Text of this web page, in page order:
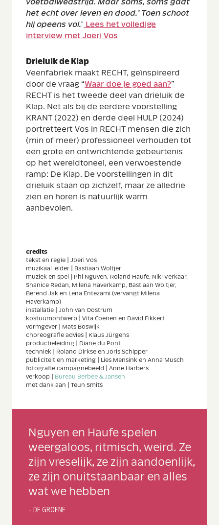
voetbalwedstrijd. Maar soms, soms gaat
het echt over leven en dood.’ Toen schoot
hij opeens vol." Lees het volledige
interview met Joeri Vos
Drieluik de Klap
Veenfabriek maakt RECHT, geïnspireerd
door de vraag “Waar doe je goed aan?”
RECHT is het tweede deel van drieluik de
Klap. Net als bij de eerdere voorstelling
KRANT (2022) en derde deel HULP (2024)
portretteert Vos in RECHT mensen die zich
(min of meer) professioneel verhouden tot
een grote en ontwrichtende gebeurtenis
op het wereldtoneel, een verwoestende
ramp: De Klap. De voorstellingen in dit
drieluik staan op zichzelf, maar ze alledrie
zien en horen is natuurlijk warm
aanbevolen.
credits
tekst en regie | Joeri Vos
muzikaal leider | Bastiaan Woltjer
muziek en spel | Phi Nguyen, Roland Haufe, Niki Verkaar,
Shanice Redan, Milena Haverkamp, Bastiaan Woltjer,
Berend Jak en Lena Entezami (vervangt Milena
Haverkamp)
installatie | John van Oostrum
kostuumontwerp | Vita Coenen en David Fikkert
vormgever | Mats Boswijk
choreografie advies | Klaus Jürgens
productieleiding | Diane du Pont
techniek | Roland Dirkse en Joris Schipper
publiciteit en marketing | Lies Mensink en Anna Musch
fotografie campagnebeeld | Anne Harbers
verkoop | Bureau Berbee & Jansen
met dank aan | Teun Smits
Nguyen en Haufe spelen
weergaloos, ritmisch, weird. Ze
zijn vreselijk, ze zijn aandoenlijk,
ze zijn onuitstaanbaar en alles
wat we hebben
– DE GROENE
meer